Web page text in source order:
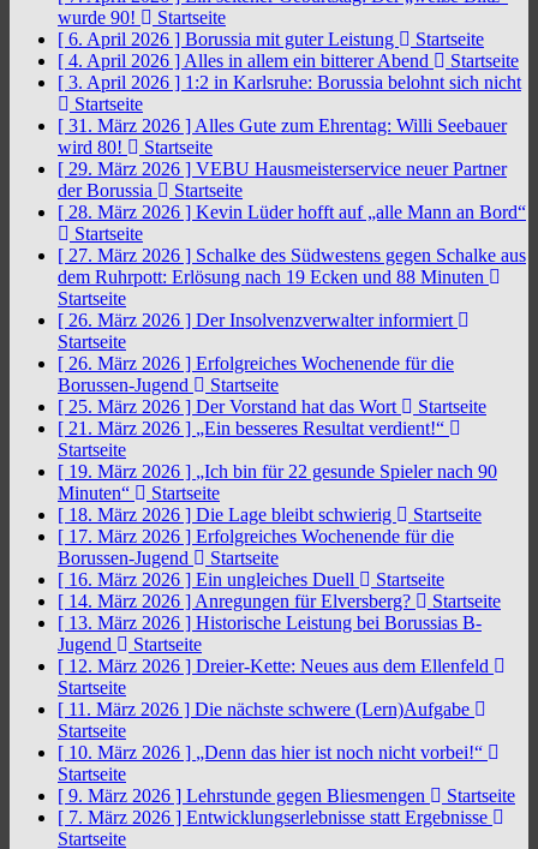
wurde 90!
Startseite
[ 6. April 2026 ] Borussia mit guter Leistung
Startseite
[ 4. April 2026 ] Alles in allem ein bitterer Abend
Startseite
[ 3. April 2026 ] 1:2 in Karlsruhe: Borussia belohnt sich nicht
Startseite
[ 31. März 2026 ] Alles Gute zum Ehrentag: Willi Seebauer
wird 80!
Startseite
[ 29. März 2026 ] VEBU Hausmeisterservice neuer Partner
der Borussia
Startseite
[ 28. März 2026 ] Kevin Lüder hofft auf „alle Mann an Bord“
Startseite
[ 27. März 2026 ] Schalke des Südwestens gegen Schalke aus
dem Ruhrpott: Erlösung nach 19 Ecken und 88 Minuten
Startseite
[ 26. März 2026 ] Der Insolvenzverwalter informiert
Startseite
[ 26. März 2026 ] Erfolgreiches Wochenende für die
Borussen-Jugend
Startseite
[ 25. März 2026 ] Der Vorstand hat das Wort
Startseite
[ 21. März 2026 ] „Ein besseres Resultat verdient!“
Startseite
[ 19. März 2026 ] „Ich bin für 22 gesunde Spieler nach 90
Minuten“
Startseite
[ 18. März 2026 ] Die Lage bleibt schwierig
Startseite
[ 17. März 2026 ] Erfolgreiches Wochenende für die
Borussen-Jugend
Startseite
[ 16. März 2026 ] Ein ungleiches Duell
Startseite
[ 14. März 2026 ] Anregungen für Elversberg?
Startseite
[ 13. März 2026 ] Historische Leistung bei Borussias B-
Jugend
Startseite
[ 12. März 2026 ] Dreier-Kette: Neues aus dem Ellenfeld
Startseite
[ 11. März 2026 ] Die nächste schwere (Lern)Aufgabe
Startseite
[ 10. März 2026 ] „Denn das hier ist noch nicht vorbei!“
Startseite
[ 9. März 2026 ] Lehrstunde gegen Bliesmengen
Startseite
[ 7. März 2026 ] Entwicklungserlebnisse statt Ergebnisse
Startseite